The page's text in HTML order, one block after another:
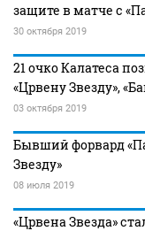
защите в матче с
30 октября 2019
21 очко Калатеса
«Црвену Звезду»,
03 октября 2019
Бывший форвард
Звезду»
08 июля 2019
«Црвена Звезда»